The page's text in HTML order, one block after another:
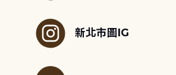
新北市圖IG